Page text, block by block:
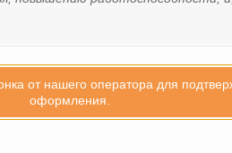
от нашего оператора для
оформления.